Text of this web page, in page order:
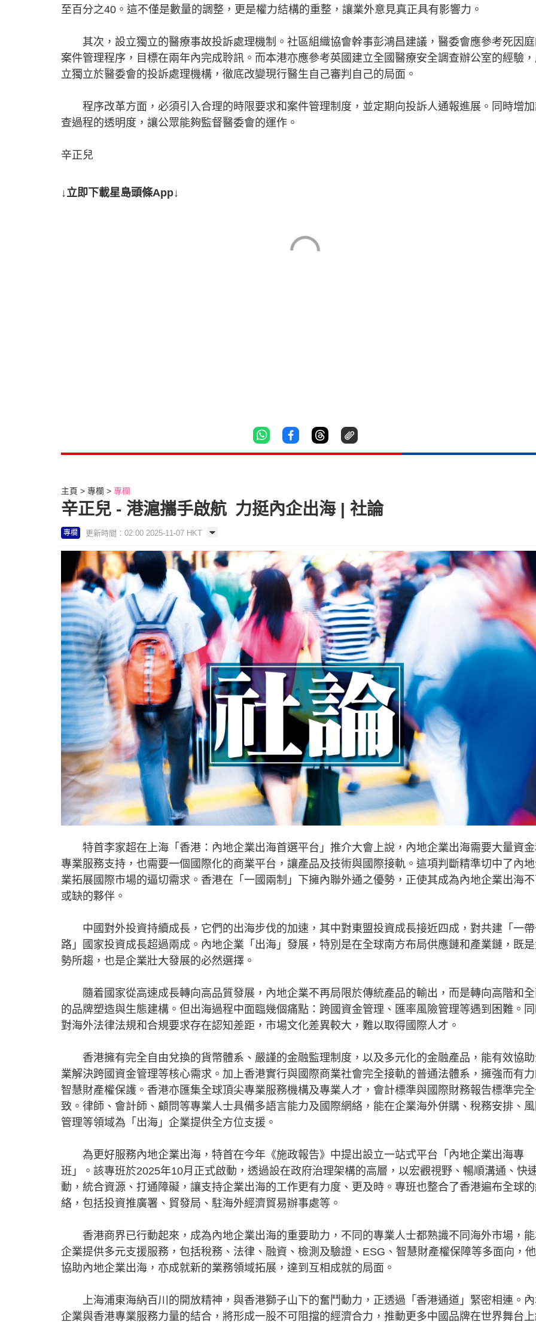
至百分之40。這不僅是數量的調整，更是權力結構的重整，讓業外意見真正具有影響力。
其次，設立獨立的醫療事故投訴處理機制。社區組織協會幹事彭鴻昌建議，醫委會應參考死因庭
案件管理程序，目標在兩年內完成聆訊。而本港亦應參考英國建立全國醫療安全調查辦公室的經驗
立獨立於醫委會的投訴處理機構，徹底改變現行醫生自己審判自己的局面。
程序改革方面，必須引入合理的時限要求和案件管理制度，並定期向投訴人通報進展。同時增加
查過程的透明度，讓公眾能夠監督醫委會的運作。
辛正兒
↓立即下載星島頭條App↓
主頁 專欄 專欄
辛正兒 - 港滬攜手啟航 力挺內企出海 | 社論
專欄 更新時間：02:00 2025-11-07 HKT
特首李家超在上海「香港：內地企業出海首選平台」推介大會上說，內地企業出海需要大量資金
專業服務支持，也需要一個國際化的商業平台，讓產品及技術與國際接軌。這項判斷精準切中了內
業拓展國際市場的逼切需求。香港在「一國兩制」下擁內聯外通之優勢，正使其成為內地企業出海
或缺的夥伴。
中國對外投資持續成長，它們的出海步伐的加速，其中對東盟投資成長接近四成，對共建「一
路」國家投資成長超過兩成。內地企業「出海」發展，特別是在全球南方布局供應鏈和產業鏈，既
勢所趨，也是企業壯大發展的必然選擇。
隨着國家從高速成長轉向高品質發展，內地企業不再局限於傳統產品的輸出，而是轉向高階和全
的品牌塑造與生態建構。但出海過程中面臨幾個痛點：跨國資金管理、匯率風險管理等遇到困難。
對海外法律法規和合規要求存在認知差距，市場文化差異較大，難以取得國際人才。
香港擁有完全自由兌換的貨幣體系、嚴謹的金融監理制度，以及多元化的金融產品，能有效協
業解決跨國資金管理等核心需求。加上香港實行與國際商業社會完全接軌的普通法體系，擁強而有
智慧財產權保護。香港亦匯集全球頂尖專業服務機構及專業人才，會計標準與國際財務報告標準完
致。律師、會計師、顧問等專業人士具備多語言能力及國際網絡，能在企業海外併購、稅務安排、
管理等領域為「出海」企業提供全方位支援。
為更好服務內地企業出海，特首在今年《施政報告》中提出設立一站式平台「內地企業出海專
班」。該專班於2025年10月正式啟動，透過設在政府治理架構的高層，以宏觀視野、暢順溝通、快
動，統合資源、打通障礙，讓支持企業出海的工作更有力度、更及時。專班也整合了香港遍布全球的
絡，包括投資推廣署、貿發局、駐海外經濟貿易辦事處等。
香港商界已行動起來，成為內地企業出海的重要助力，不同的專業人士都熟識不同海外市場，能
企業提供多元支援服務，包括稅務、法律、融資、檢測及驗證、ESG、智慧財產權保障等多面向，
協助內地企業出海，亦成就新的業務領域拓展，達到互相成就的局面。
上海浦東海納百川的開放精神，與香港獅子山下的奮鬥動力，正透過「香港通道」緊密相連。
企業與香港專業服務力量的結合，將形成一股不可阻擋的經濟合力，推動更多中國品牌在世界舞台